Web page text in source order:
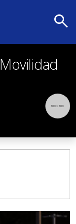
search
Movilidad